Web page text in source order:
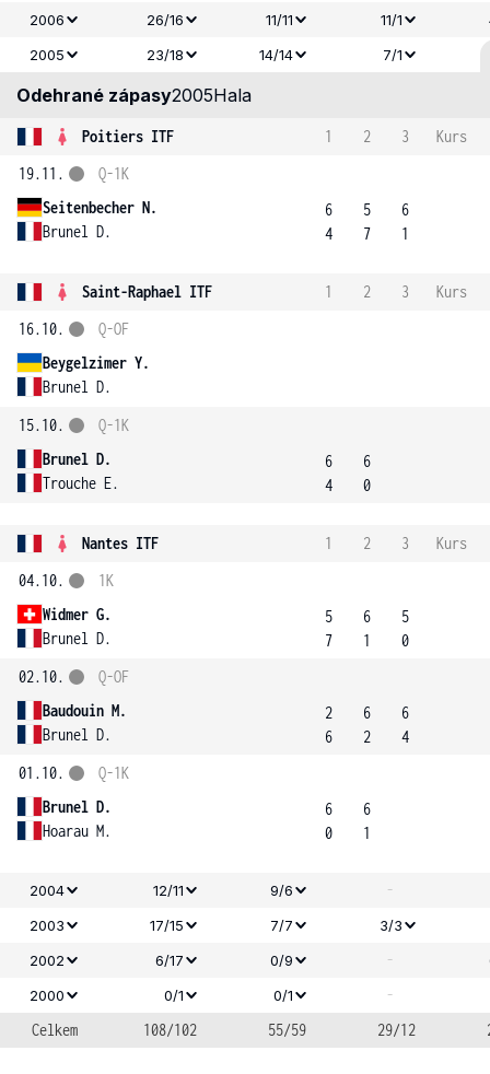
2006
26/16 11/11 11/1
2005
23/18 14/14 7/1
Odehrané zápasy2005Hala
Poitiers ITF 1 2 3
Kurs
19.11.
Seitenbecher N.
Brunel D.
Q-1K
6
4
5
7
6
1
Saint-Raphael ITF 1 2 3
Kurs
16.10.
Beygelzimer Y.
Brunel D.
Q-OF
15.10.
Brunel D.
Trouche E.
Q-1K
6
4
6
0
Nantes ITF 1 2 3
Kurs
04.10.
Widmer G.
Brunel D.
1K
5
7
6
1
5
0
02.10.
Baudouin M.
Brunel D.
Q-OF
2
6
6
2
6
4
01.10.
Brunel D.
Hoarau M.
Q-1K
6
0
6
1
2004 12/11 9/6 -
2003
17/15 7/7 3/3
2002
6/17 0/9 -
2000
0/1 0/1
-
Celkem
108/102 55/59 29/12